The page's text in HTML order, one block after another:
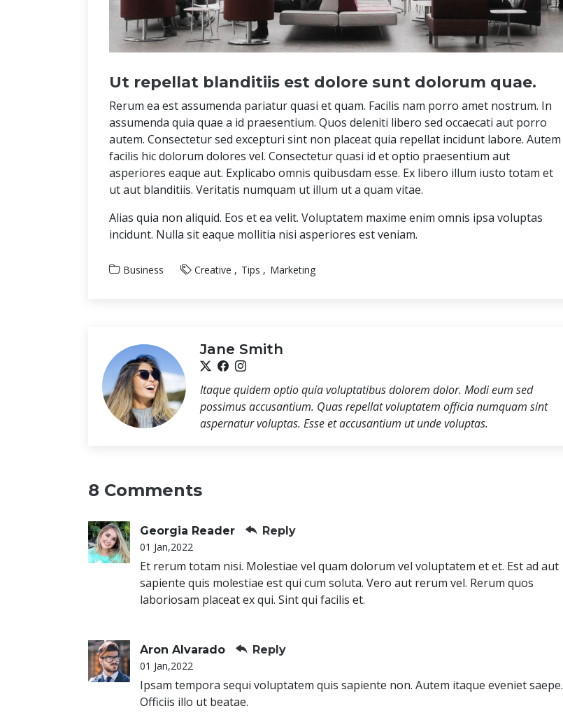
Ut repellat blanditiis est dolore sunt dolorum quae.
Rerum ea est assumenda pariatur quasi et quam. Facilis nam porro amet nostrum. In
assumenda quia quae a id praesentium. Quos deleniti libero sed occaecati aut porro
autem. Consectetur sed excepturi sint non placeat quia repellat incidunt labore. Autem
facilis hic dolorum dolores vel. Consectetur quasi id et optio praesentium aut
asperiores eaque aut. Explicabo omnis quibusdam esse. Ex libero illum iusto totam et
ut aut blanditiis. Veritatis numquam ut illum ut a quam vitae.
Alias quia non aliquid. Eos et ea velit. Voluptatem maxime enim omnis ipsa voluptas
incidunt. Nulla sit eaque mollitia nisi asperiores est veniam.
Business Creative Tips Marketing
Jane Smith
Itaque quidem optio quia voluptatibus dolorem dolor. Modi eum sed
possimus accusantium. Quas repellat voluptatem officia numquam sint
aspernatur voluptas. Esse et accusantium ut unde voluptas.
8 Comments
Georgia Reader
Reply
01 Jan,2022
Et rerum totam nisi. Molestiae vel quam dolorum vel voluptatem et et. Est ad aut
sapiente quis molestiae est qui cum soluta. Vero aut rerum vel. Rerum quos
laboriosam placeat ex qui. Sint qui facilis et.
Aron Alvarado
Reply
01 Jan,2022
Ipsam tempora sequi voluptatem quis sapiente non. Autem itaque eveniet saepe.
Officiis illo ut beatae.